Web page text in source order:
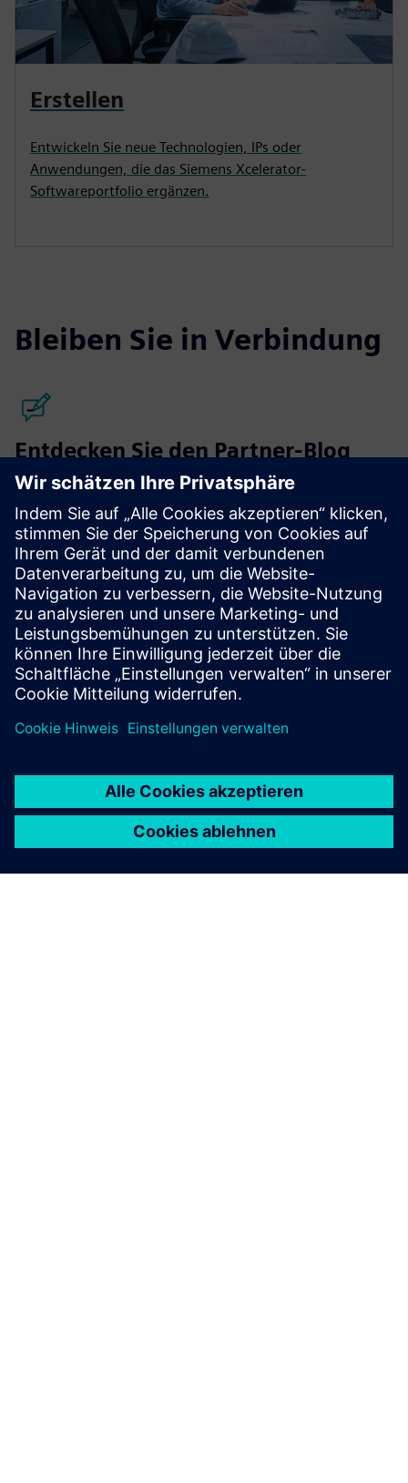
Erstellen
Entwickeln Sie neue Technologien, IPs oder
Anwendungen, die das Siemens Xcelerator-
Softwareportfolio ergänzen.
Bleiben Sie in Verbindung
Entdecken Sie den Partner-Blog
Finden Sie die neuesten Updates für und über Siemens-
Partner.
Mehr erfahren
Partner finden
Neugierig, mit wem wir heute zusammenarbeiten?
Erkunden Sie unseren Partner Finder.
Contact us
Kontaktieren Sie uns mit Fragen oder Kommentaren.